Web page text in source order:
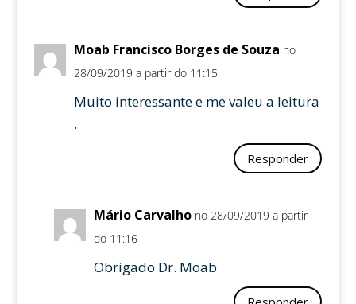
Moab Francisco Borges de Souza no
28/09/2019 a partir do 11:15
Muito interessante e me valeu a leitura
.
Responder
Mário Carvalho no 28/09/2019 a partir
do 11:16
Obrigado Dr. Moab